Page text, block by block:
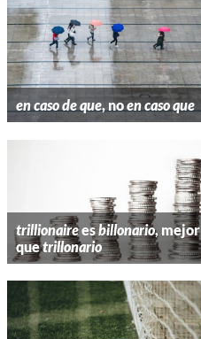
en caso de que, noen caso que
trillionaireesbillonario, mejor
quetrillonario